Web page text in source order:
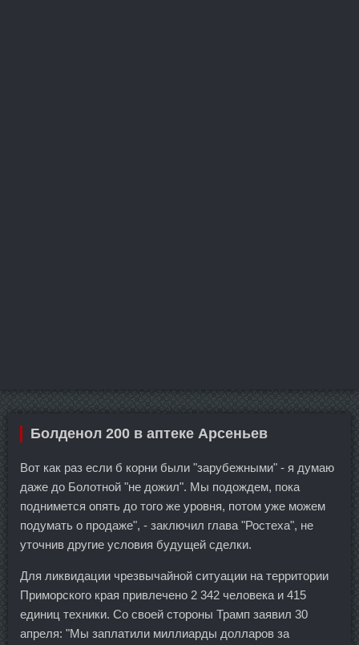
Болденол 200 в аптеке Арсеньев
Вот как раз если б корни были "зарубежными" - я думаю
даже до Болотной "не дожил". Мы подождем, пока
поднимется опять до того же уровня, потом уже можем
подумать о продаже", - заключил глава "Ростеха", не
уточнив другие условия будущей сделки.
Для ликвидации чрезвычайной ситуации на территории
Приморского края привлечено 2 342 человека и 415
единиц техники. Со своей стороны Трамп заявил 30
апреля: "Мы заплатили миллиарды долларов за